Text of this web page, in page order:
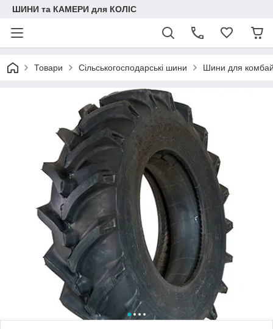
ШИНИ та КАМЕРИ для КОЛІС
Товари Сільськогосподарські шини Шини для